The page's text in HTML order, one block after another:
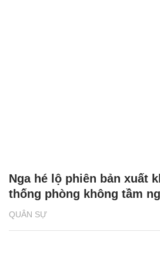
QUÂN SỰ
Nga hé lộ phiên bản xuất
thống phòng không tầm